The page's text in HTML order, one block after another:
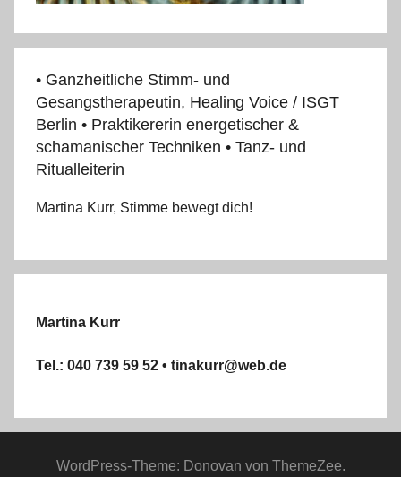
• Ganzheitliche Stimm- und
Gesangstherapeutin, Healing Voice / ISGT
Berlin • Praktikererin energetischer &
schamanischer Techniken • Tanz- und
Ritualleiterin
Martina Kurr, Stimme bewegt dich!
Martina Kurr
Tel.: 040 739 59 52 • tinakurr@web.de
WordPress-Theme: Donovan von ThemeZee.